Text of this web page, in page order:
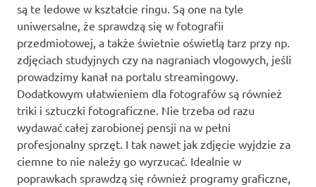
są te ledowe w kształcie ringu. Są one na tyle
uniwersalne, że sprawdzą się w fotografii
przedmiotowej, a także świetnie oświetlą tarz przy np.
zdjęciach studyjnych czy na nagraniach vlogowych, jeśli
prowadzimy kanał na portalu streamingowy.
Dodatkowym ułatwieniem dla fotografów są również
triki i sztuczki fotograficzne. Nie trzeba od razu
wydawać całej zarobionej pensji na w pełni
profesjonalny sprzęt. I tak nawet jak zdjęcie wyjdzie za
ciemne to nie należy go wyrzucać. Idealnie w
poprawkach sprawdzą się również programy graficzne,